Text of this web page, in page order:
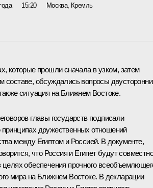
15:20 Москва, Кремль
которые прошли сначала в узком, затем
составе, обсуждались вопросы
ситуация на Ближнем Востоке.
главы государств подписали
дружественных отношений
между Египтом и Россией. В документе,
что Россия и Египет будут совместно
целях обеспечения прочного
мира на Ближнем Востоке. В декларации